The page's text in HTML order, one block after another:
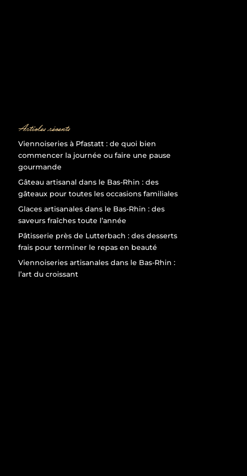
Articles récents
Viennoiseries à Pfastatt : de quoi bien
commencer la journée ou faire une pause
gourmande
Gâteau artisanal dans le Bas-Rhin : des
gâteaux pour toutes les occasions familiales
Glaces artisanales dans le Bas-Rhin : des
saveurs fraîches toute l’année
Pâtisserie près de Lutterbach : des desserts
frais pour terminer le repas en beauté
Viennoiseries artisanales dans le Bas-Rhin :
l’art du croissant